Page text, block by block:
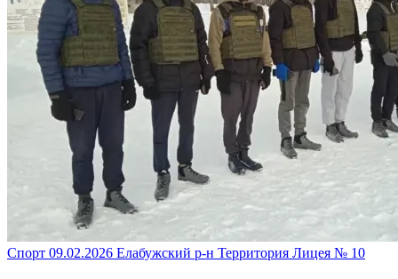
Спорт 09.02.2026 Елабужский р-н Территория Лицея № 10